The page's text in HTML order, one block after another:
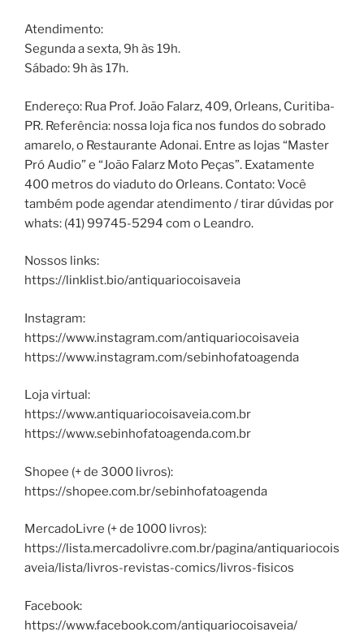
Atendimento:
Segunda a sexta, 9h às 19h.
Sábado: 9h às 17h.
Endereço: Rua Prof. João Falarz, 409, Orleans, Curitiba-
PR. Referência: nossa loja fica nos fundos do sobrado
amarelo, o Restaurante Adonai. Entre as lojas “Master
Pró Audio” e “João Falarz Moto Peças”. Exatamente
400 metros do viaduto do Orleans. Contato: Você
também pode agendar atendimento / tirar dúvidas por
whats: (41) 99745-5294 com o Leandro.
Nossos links:
https://linklist.bio/antiquariocoisaveia
Instagram:
https://www.instagram.com/antiquariocoisaveia
https://www.instagram.com/sebinhofatoagenda
Loja virtual:
https://www.antiquariocoisaveia.com.br
https://www.sebinhofatoagenda.com.br
Shopee (+ de 3000 livros):
https://shopee.com.br/sebinhofatoagenda
MercadoLivre (+ de 1000 livros):
https://lista.mercadolivre.com.br/pagina/antiquariocois
aveia/lista/livros-revistas-comics/livros-fisicos
Facebook:
https://www.facebook.com/antiquariocoisaveia/